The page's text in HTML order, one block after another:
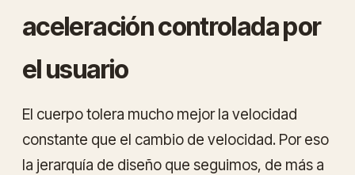
aceleración controlada por
el usuario
El cuerpo tolera mucho mejor la velocidad
constante que el cambio de velocidad. Por eso
la jerarquía de diseño que seguimos, de más a